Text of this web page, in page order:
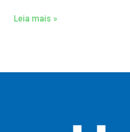
Leia mais »